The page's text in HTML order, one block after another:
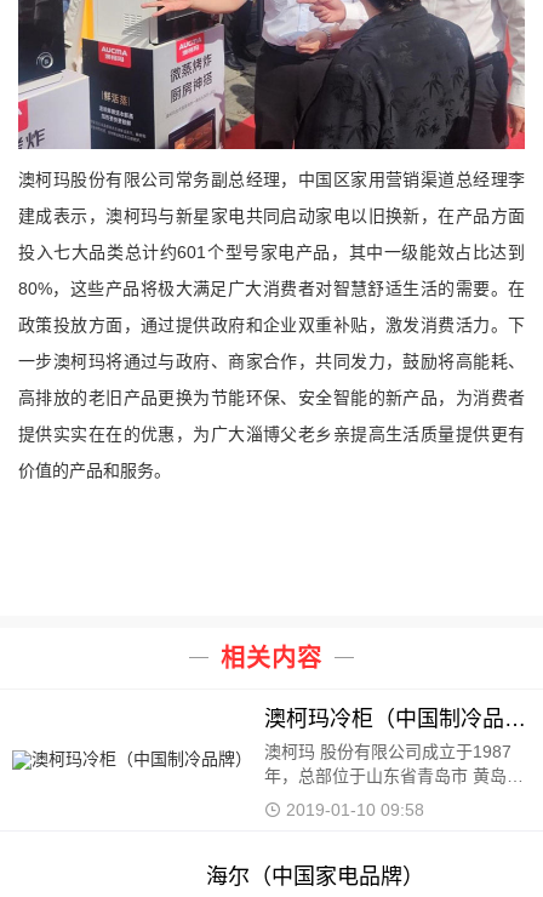
澳柯玛股份有限公司常务副总经理，中国区家用营销渠道总经理李
建成表示，澳柯玛与新星家电共同启动家电以旧换新，在产品方面
投入七大品类总计约601 个型号家电产品，其中一级能效占比达到
80%，这些产品将极大满足广大消费者对智慧舒适生活的需要。在
政策投放方面，通过提供政府和企业双重补贴，激发消费活力。下
一步澳柯玛将通过与政府、商家合作，共同发力，鼓励将高能耗、
高排放的老旧产品更换为节能环保、安全智能的新产品，为消费者
提供实实在在的优惠，为广大淄博父老乡亲提高生活质量提供更有
价值的产品和服务。
相关内容
澳柯玛冷柜（中国制冷品牌）
澳柯玛 股份有限公司成立于1987年，总部
位于山东省青岛市 黄岛区 。于2000年12月
29日在 上海证券交易所 上市，证券简称澳
2019-01-10 09:58
海尔（中国家电品牌）